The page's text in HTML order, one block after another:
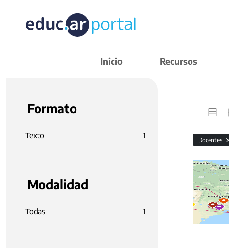
Inicio Recursos
Formato
Texto 1
Modalidad
Todas 1
Docentes